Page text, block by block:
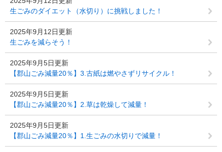
生ごみのダイエット（水切り）に挑戦しました！
2025年9月12日更新
生ごみを減らそう！
2025年9月5日更新
【郡山ごみ減量20％】3.古紙は燃やさずリサイクル！
2025年9月5日更新
【郡山ごみ減量20％】2.草は乾燥して減量！
2025年9月5日更新
【郡山ごみ減量20％】1.生ごみの水切りで減量！